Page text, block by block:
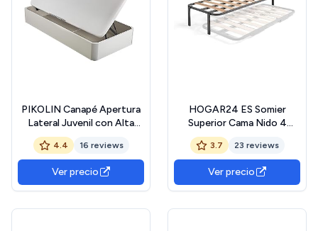
PIKOLIN Canapé Apertura
Lateral Juvenil con Alta
Capacidad de
Almacenamiento | 90x190 |
Blanco | Montaje y Retirada
Usado Incluido | Fácil
Apertura | Apto Todos
4.4 16 reviews
Ver precio
HOGAR24 ES Somier
Superior Cama Nido 4
Patas, 90x190 cm
3.7 23 reviews
Ver precio